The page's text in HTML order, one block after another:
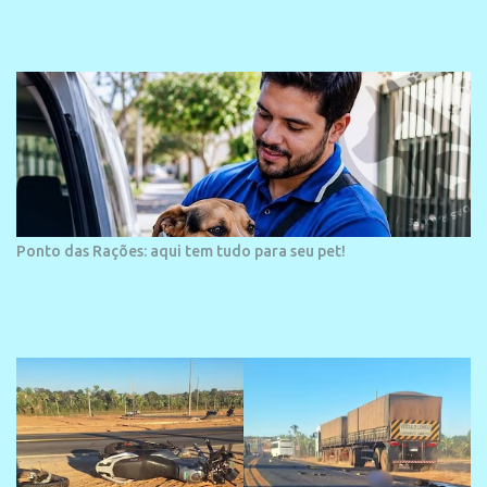
Ponto das Rações: aqui tem tudo para seu pet!